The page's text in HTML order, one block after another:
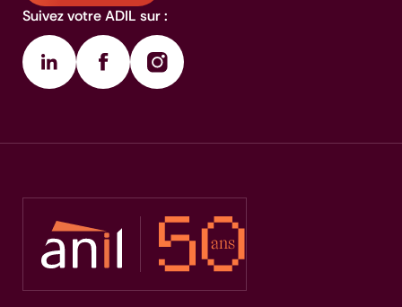
Suivez votre ADIL sur :